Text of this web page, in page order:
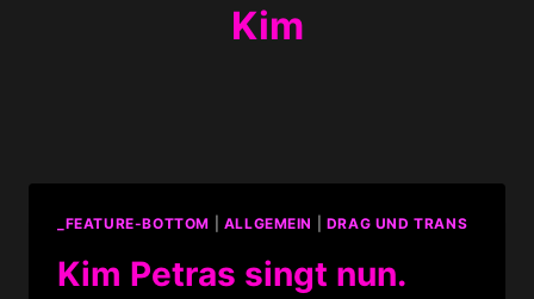
Kim
_FEATURE-BOTTOM ALLGEMEIN DRAG UND TRANS
Kim Petras singt nun.